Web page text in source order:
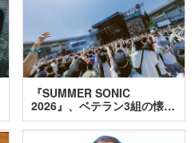
『SUMMER SONIC
2026』、ベテラン3組の懐…